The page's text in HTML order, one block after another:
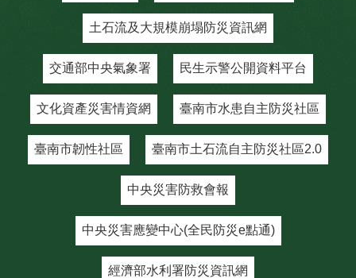
土石流及大規模崩塌防災資訊網
交通部中央氣象署 民生示警公開資料平台
文化資產災害情資網 臺南市水患自主防災社區
臺南市韌性社區 臺南市土石流自主防災社區2.0
中央災害防救會報
中央災害應變中心(全民防災e點通)
經濟部水利署防災資訊網